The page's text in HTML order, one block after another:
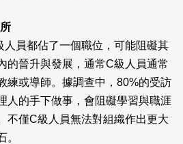
人員都佔了一個職位，可能阻礙其
的晉升與發展，通常C級人員通常
練或導師。據調查中，80%的受訪
人的手下做事，會阻礙學習與職涯
不僅C級人員無法對組織作出更大
。